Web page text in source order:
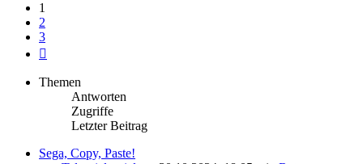
1
2
3
Themen
Antworten
Zugriffe
Letzter Beitrag
Sega, Copy, Paste!